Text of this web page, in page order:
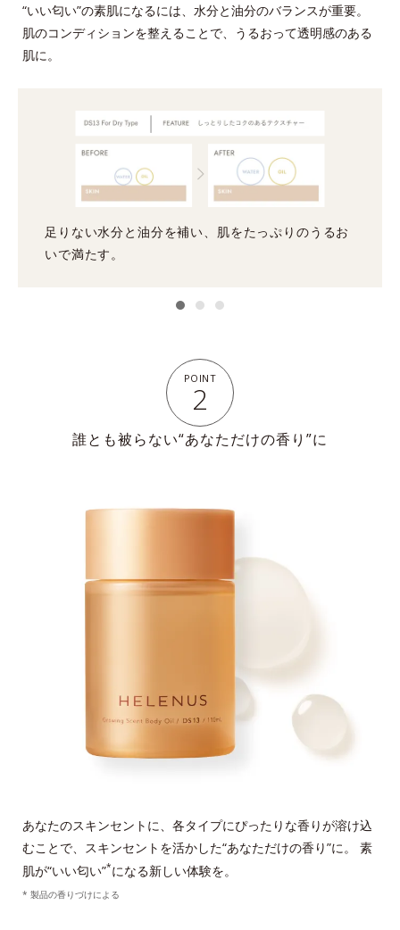
“いい匂い”の素肌になるには、水分と油分のバランスが重要。
肌のコンディションを整えることで、うるおって透明感のある
肌に。
足りない水分と油分を補い、肌をたっぷりのうるお
いで満たす。
POINT
2
誰とも被らない“あなただけの香り”に
あなたのスキンセントに、各タイプにぴったりな香りが溶け込
むことで、スキンセントを活かした“あなただけの香り”に。 素
肌が“いい匂い”*になる新しい体験を。
* 製品の香りづけによる